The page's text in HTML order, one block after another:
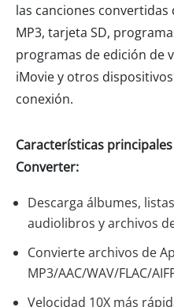
las canciones
MP3, tarjeta SD,
programas de edición de
iMovie y otros
conexión.
Características
Converter:
Descarga álbumes,
audiolibros y archivos
Convierte archivos de
MP3/AAC/WAV/FLAC/
Velocidad 10X más